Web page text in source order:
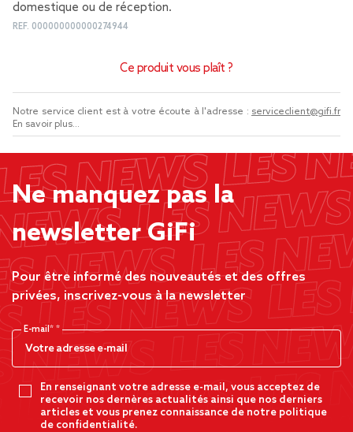
domestique ou de réception.
REF. 000000000000274944
Ce produit vous plaît ?
Notre service client est à votre écoute à l'adresse : serviceclient@gifi.fr
En savoir plus...
Ne manquez pas la
newsletter GiFi
Pour être informé des nouveautés et des offres
privées, inscrivez-vous à la newsletter
E-mail*
En renseignant votre adresse e-mail, vous acceptez de
recevoir nos dernères actualités ainsi que nos derniers
articles et vous prenez connaissance de notre politique
de confidentialité.